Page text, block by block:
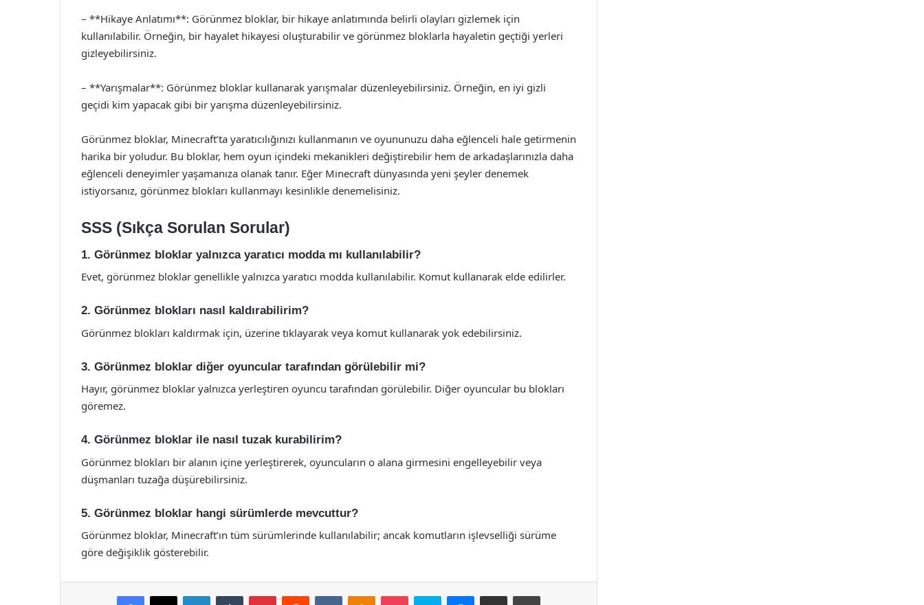
– **Hikaye Anlatımı**: Görünmez bloklar, bir hikaye anlatımında belirli olayları gizlemek için
kullanılabilir. Örneğin, bir hayalet hikayesi oluşturabilir ve görünmez bloklarla hayaletin geçtiği yerleri
gizleyebilirsiniz.
– **Yarışmalar**: Görünmez bloklar kullanarak yarışmalar düzenleyebilirsiniz. Örneğin, en iyi gizli
geçidi kim yapacak gibi bir yarışma düzenleyebilirsiniz.
Görünmez bloklar, Minecraft’ta yaratıcılığınızı kullanmanın ve oyununuzu daha eğlenceli hale getirmenin
harika bir yoludur. Bu bloklar, hem oyun içindeki mekanikleri değiştirebilir hem de arkadaşlarınızla daha
eğlenceli deneyimler yaşamanıza olanak tanır. Eğer Minecraft dünyasında yeni şeyler denemek
istiyorsanız, görünmez blokları kullanmayı kesinlikle denemelisiniz.
SSS (Sıkça Sorulan Sorular)
1. Görünmez bloklar yalnızca yaratıcı modda mı kullanılabilir?
Evet, görünmez bloklar genellikle yalnızca yaratıcı modda kullanılabilir. Komut kullanarak elde edilirler.
2. Görünmez blokları nasıl kaldırabilirim?
Görünmez blokları kaldırmak için, üzerine tıklayarak veya komut kullanarak yok edebilirsiniz.
3. Görünmez bloklar diğer oyuncular tarafından görülebilir mi?
Hayır, görünmez bloklar yalnızca yerleştiren oyuncu tarafından görülebilir. Diğer oyuncular bu blokları
göremez.
4. Görünmez bloklar ile nasıl tuzak kurabilirim?
Görünmez blokları bir alanın içine yerleştirerek, oyuncuların o alana girmesini engelleyebilir veya
düşmanları tuzağa düşürebilirsiniz.
5. Görünmez bloklar hangi sürümlerde mevcuttur?
Görünmez bloklar, Minecraft’ın tüm sürümlerinde kullanılabilir; ancak komutların işlevselliği sürüme
göre değişiklik gösterebilir.
Facebook
X LinkedInTumblr PinterestReddit VKontakteOdnoklassniki
Pocket Skype Messenger
E-Posta ile paylaş Yazdır